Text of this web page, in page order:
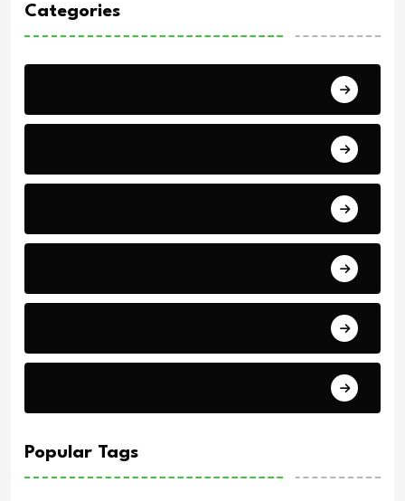
Categories
Popular Tags